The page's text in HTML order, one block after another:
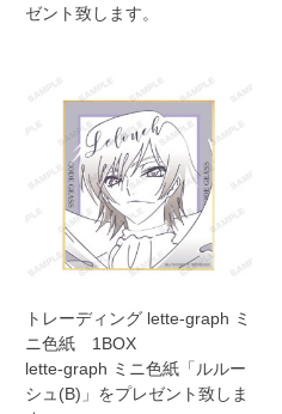
ゼント致します。
トレーディング lette-graph ミ
ニ色紙 1BOX
lette-graph ミニ色紙「ルルー
シュ(B)」をプレゼント致しま